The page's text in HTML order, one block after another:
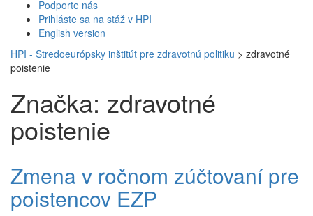
Podporte nás
Prihláste sa na stáž v HPI
English version
HPI - Stredoeurópsky inštitút pre zdravotnú politiku > zdravotné
poistenie
Značka: zdravotné
poistenie
Zmena v ročnom zúčtovaní pre
poistencov EZP